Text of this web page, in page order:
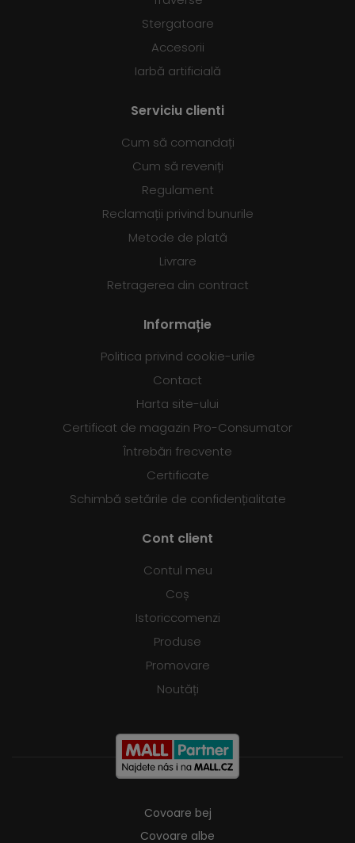
Stergatoare
Accesorii
Iarbă artificială
Serviciu clienti
Cum să comandați
Cum să reveniți
Regulament
Reclamații privind bunurile
Metode de plată
Livrare
Retragerea din contract
Informație
Politica privind cookie-urile
Contact
Harta site-ului
Certificat de magazin Pro-Consumator
Întrebări frecvente
Certificate
Schimbă setările de confidențialitate
Cont client
Contul meu
Coș
Istoriccomenzi
Produse
Promovare
Noutăți
Covoare bej
Covoare albe